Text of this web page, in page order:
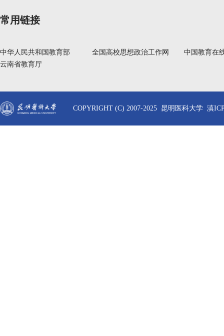
常用链接
中华人民共和国教育部 全国高校思想政治工作网
中国教育在
云南省教育厅
COPYRIGHT (C) 2007-2025 昆明医科大学 滇